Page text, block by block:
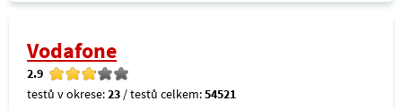
Vodafone
2.9
testů v okrese:23 / testů celkem:54521